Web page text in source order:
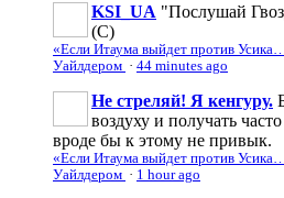
KSI_UA "Послушай
(С)
«Если Итаума выйдет против
Уайлдером · 44 minutes ago
Не стреляй! Я кенгуру.
воздуху и получать
вроде бы к этому не привык.
«Если Итаума выйдет против
Уайлдером · 1 hour ago